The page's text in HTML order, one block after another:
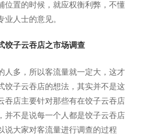
位置的时候，就应权衡利弊，不懂
业人士的意见。
饺子云吞店之市场调查
人多，所以客流量就一定大，这才
饺子云吞店的想法，其实并不是这
吞店主要针对那些有在饺子云吞店
并不是说每一个人都是饺子云吞店
说大家对客流量进行调查的过程